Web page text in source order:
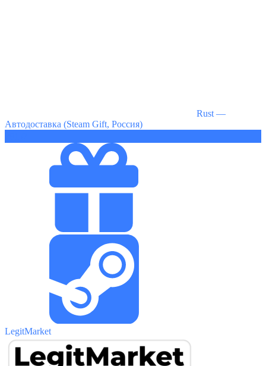
Rust —
Автодоставка (Steam Gift, Россия)
LegitMarket